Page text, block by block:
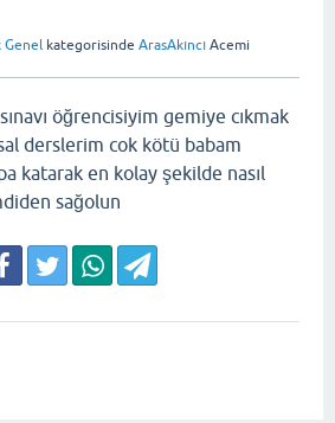
Genel kategorisinde ArasAkıncı Acemi
öğrencisiyim gemiye cıkmak
derslerim cok kötü babam
katarak en kolay şekilde nasıl
sağolun